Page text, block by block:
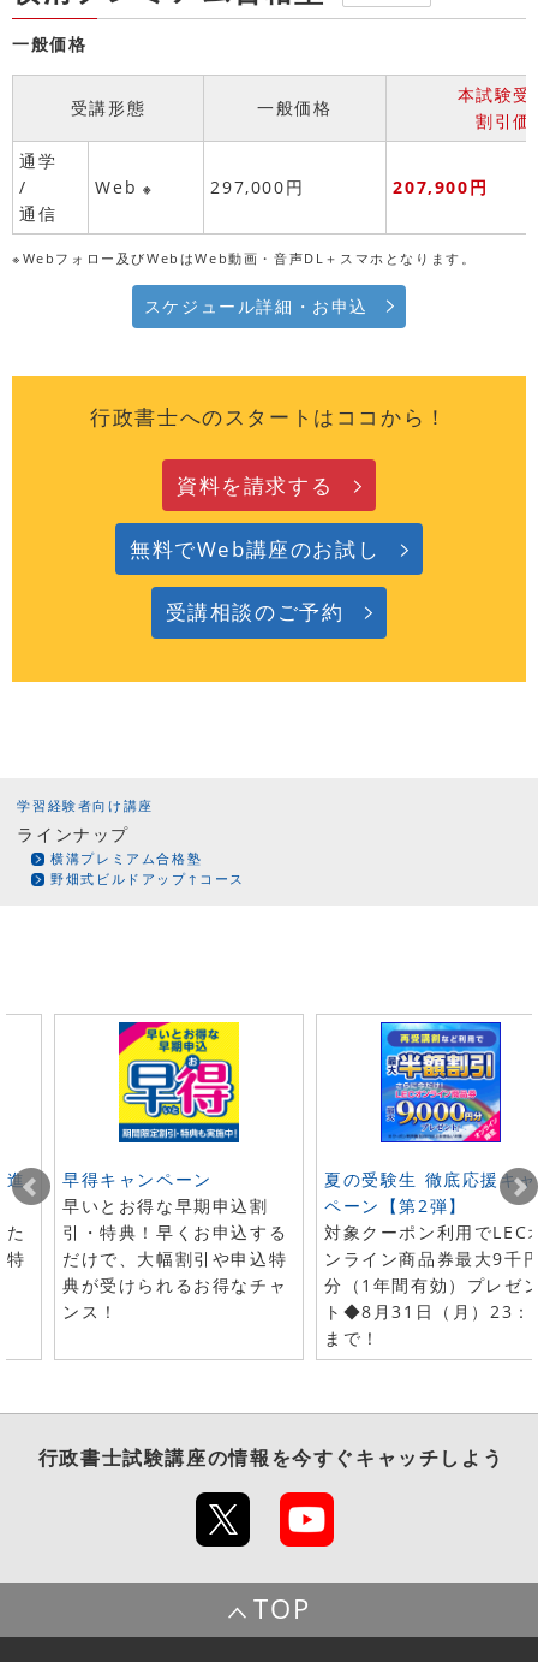
一般価格
受講形態 一般価格
本試験受
割引価
通学
/
通信
Web ※ 297,000円 207,900円
※Webフォロー及びWebはWeb動画・音声DL＋スマホとなります。
スケジュール詳細・お申込
行政書士へのスタートはココから！
資料を請求する
無料でWeb講座のお試し
受講相談のご予約
学習経験者向け講座
ラインナップ
横溝プレミアム合格塾
野畑式ビルドアップ↑コース
進
特
早得キャンペーン
早いとお得な早期申込割
引・特典！早くお申込する
だけで、大幅割引や申込特
典が受けられるお得なチャ
ンス！
夏の受験生 徹底応援キ
ペーン【第2弾】
対象クーポン利用でLEC
ンライン商品券最大9千
分（1年間有効）プレゼ
ト◆8月31日（月）23：
まで！
行政書士試験講座の情報を今すぐキャッチしよう
TOP